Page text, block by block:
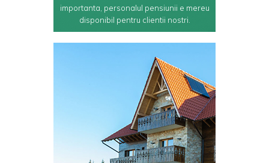
importanta, personalul pensiunii e mereu
disponibil pentru clientii nostri.